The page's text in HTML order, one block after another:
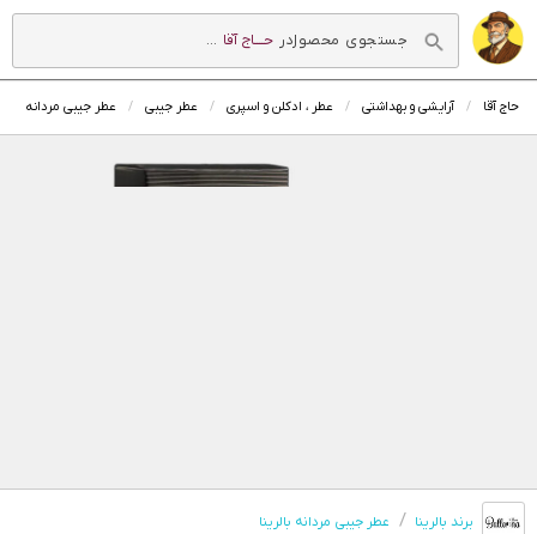
در حــــاج آقا ...
حاج آقا آرایشی و بهداشتی عطر ، ادکلن و اسپری عطر جیبی عطر جیبی مردانه
برند بالرینا عطر جیبی مردانه بالرینا